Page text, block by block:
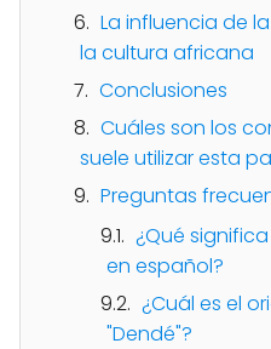
La influencia de
la cultura africana
Conclusiones
Cuáles son los
suele utilizar esta
Preguntas
¿Qué
en español?
¿Cuál es el
"Dendé"?